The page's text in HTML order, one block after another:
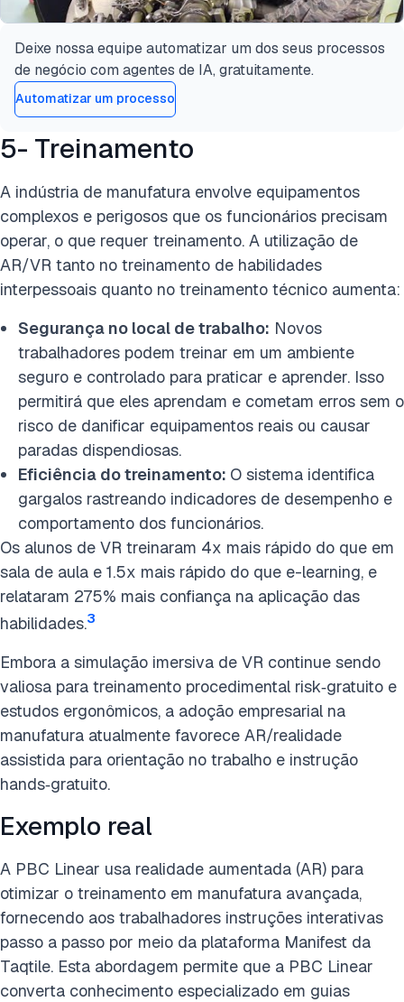
Deixe nossa equipe automatizar um dos seus processos
de negócio com agentes de IA, gratuitamente.
Automatizar um processo
5- Treinamento
A indústria de manufatura envolve equipamentos
complexos e perigosos que os funcionários precisam
operar, o que requer treinamento. A utilização de
AR/VR tanto no treinamento de habilidades
interpessoais quanto no treinamento técnico aumenta:
Segurança no local de trabalho: Novos
trabalhadores podem treinar em um ambiente
seguro e controlado para praticar e aprender. Isso
permitirá que eles aprendam e cometam erros sem o
risco de danificar equipamentos reais ou causar
paradas dispendiosas.
Eficiência do treinamento: O sistema identifica
gargalos rastreando indicadores de desempenho e
comportamento dos funcionários.
Os alunos de VR treinaram 4x mais rápido do que em
sala de aula e 1.5x mais rápido do que e-learning, e
relataram 275% mais confiança na aplicação das
habilidades.3
Embora a simulação imersiva de VR continue sendo
valiosa para treinamento procedimental risk‑gratuito e
estudos ergonômicos, a adoção empresarial na
manufatura atualmente favorece AR/realidade
assistida para orientação no trabalho e instrução
hands‑gratuito.
Exemplo real
A PBC Linear usa realidade aumentada (AR) para
otimizar o treinamento em manufatura avançada,
fornecendo aos trabalhadores instruções interativas
passo a passo por meio da plataforma Manifest da
Taqtile. Esta abordagem permite que a PBC Linear
converta conhecimento especializado em guias